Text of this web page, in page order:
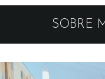
SOBRE